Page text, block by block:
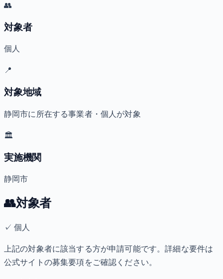
👥
対象者
個人
📍
対象地域
静岡市に所在する事業者・個人が対象
🏛️
実施機関
静岡市
👥対象者
✓個人
上記の対象者に該当する方が申請可能です。詳細な要件は
公式サイトの募集要項をご確認ください。